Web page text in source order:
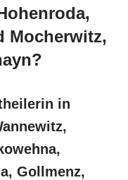
Mocherwitz,
in
Gollmenz,